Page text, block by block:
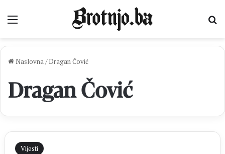
Naslovna/Dragan Čović
Dragan Čović
Vijesti